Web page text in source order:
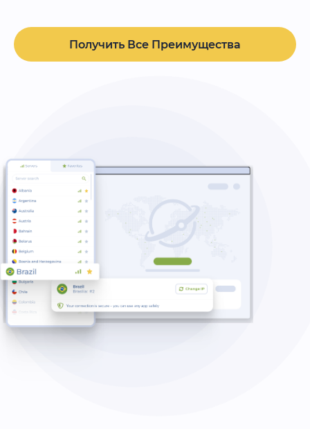
Получить Все Преимущества